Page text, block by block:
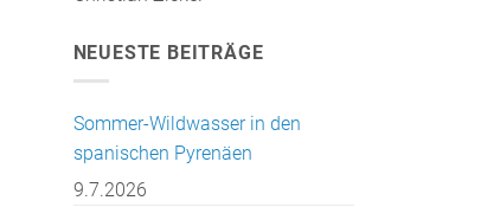
NEUESTE BEITRÄGE
Sommer-Wildwasser in den
spanischen Pyrenäen
9.7.2026